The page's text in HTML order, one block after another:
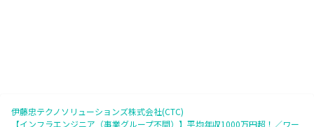
伊藤忠テクノソリューションズ株式会社(CTC)
【インフラエンジニア（事業グループ不問）】平均年収1000万円超！／ワー